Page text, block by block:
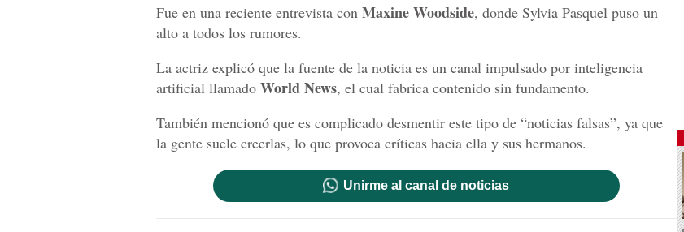
Fue en una reciente entrevista con Maxine Woodside, donde Sylvia Pasquel puso un
alto a todos los rumores.
La actriz explicó que la fuente de la noticia es un canal impulsado por inteligencia
artificial llamado World News, el cual fabrica contenido sin fundamento.
También mencionó que es complicado desmentir este tipo de “noticias falsas”, ya que
la gente suele creerlas, lo que provoca críticas hacia ella y sus hermanos.
Unirme al canal de noticias